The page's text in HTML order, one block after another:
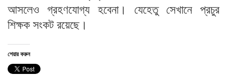
আসলেও গ্রহণযোগ্য হবেনা। যেহেতু সেখানে প্রচুর
শিক্ষক সংকট রয়েছে।
শেয়ার করুন